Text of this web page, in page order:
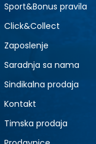
Sport&Bonus pravila
Click&Collect
Zaposlenje
Saradnja sa nama
Sindikalna prodaja
Kontakt
Timska prodaja